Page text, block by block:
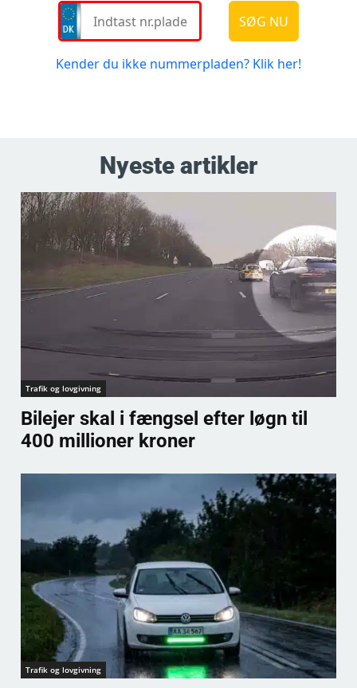
Nyeste artikler
Trafik og lovgivning
Bilejer skal i fængsel efter løgn til
400 millioner kroner
Trafik og lovgivning